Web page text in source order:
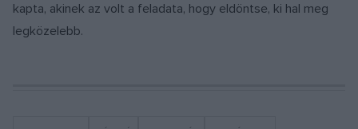
kapta, akinek az volt a feladata, hogy eldöntse, ki hal meg
legközelebb.